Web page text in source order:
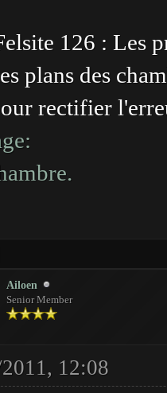
126 : Les
plans des
rectifier
Ailoen
Senior Member
12:08